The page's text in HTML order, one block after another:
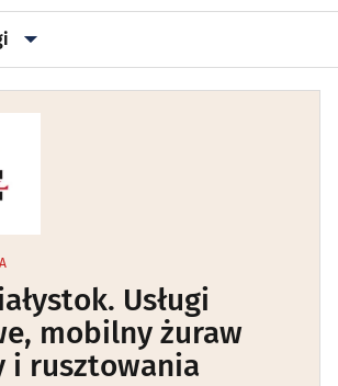
- wynajem
Usługi
mobilny żuraw
i rusztowania